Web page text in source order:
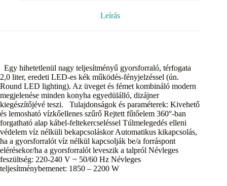
Leírás
Egy hihetetlenül nagy teljesítményű gyorsforraló, térfogata
2,0 liter, eredeti LED-es kék működés-fényjelzéssel (ún.
Round LED lighting). Az üveget és fémet kombináló modern
megjelenése minden konyha egyedülálló, dizájner
kiegészítőjévé teszi. Tulajdonságok és paraméterek: Kivehető
és lemosható vízkőellenes szűrő Rejtett fűtőelem 360°-ban
forgatható alap kábel-feltekercseléssel Túlmelegedés elleni
védelem víz nélküli bekapcsoláskor Automatikus kikapcsolás,
ha a gyorsforralót víz nélkül kapcsolják be/a forráspont
elérésekor/ha a gyorsforralót leveszik a talpról Névleges
feszültség: 220-240 V ~ 50/60 Hz Névleges
teljesítménybemenet: 1850 – 2200 W